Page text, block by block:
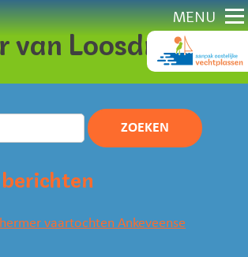
MENU
van Loosdrecht
vaartochten Ankeveense